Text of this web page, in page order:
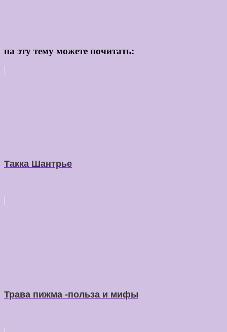
на эту тему можете почитать:
Такка Шантрье
Трава пижма -польза и мифы